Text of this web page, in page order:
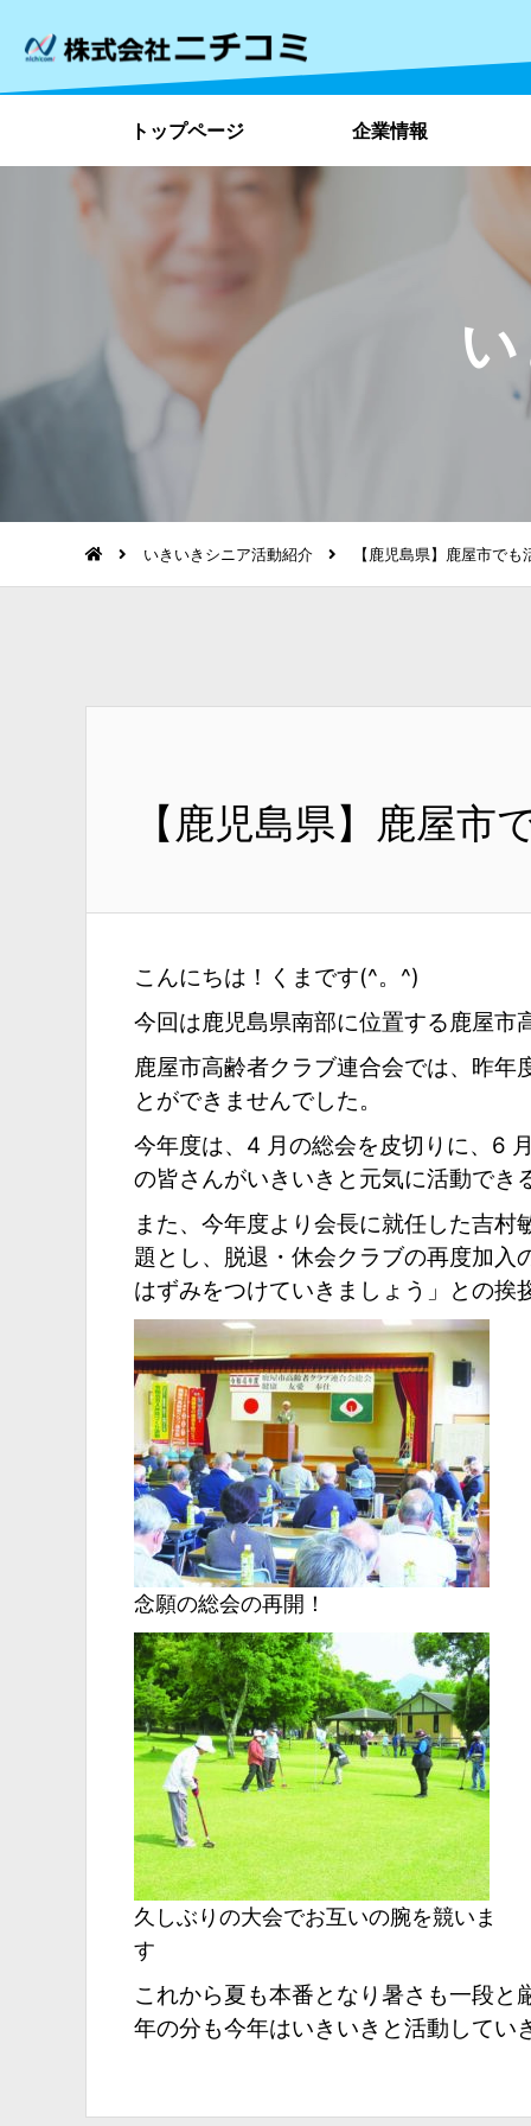
トップページ 企業情報
いきいきシニア活動紹介 【鹿児島県】鹿屋市でも
【鹿児島県】鹿屋市
こんにちは！くまです(^。^)
今回は鹿児島県南部に位置する鹿屋市
鹿屋市高齢者クラブ連合会では、昨年
とができませんでした。
今年度は、4 月の総会を皮切りに、6
の皆さんがいきいきと元気に活動でき
また、今年度より会長に就任した吉
題とし、脱退・休会クラブの再度加入
はずみをつけていきましょう」との挨
念願の総会の再開！
久しぶりの大会でお互いの腕を競いま
す
これから夏も本番となり暑さも一段
年の分も今年はいきいきと活動してい